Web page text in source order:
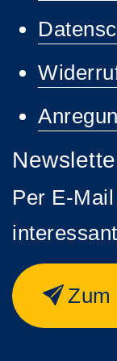
Per E-
Zum